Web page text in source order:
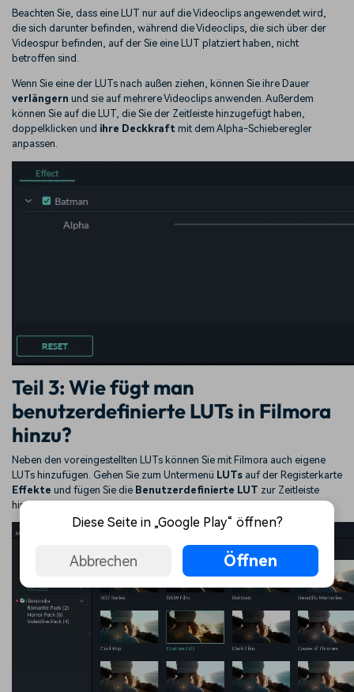
Beachten Sie, dass eine LUT nur auf die Videoclips angewendet wird,
die sich darunter befinden, während die Videoclips, die sich über der
Videospur befinden, auf der Sie eine LUT platziert haben, nicht
betroffen sind.
Wenn Sie eine der LUTs nach außen ziehen, können Sie ihre Dauer
verlängern und sie auf mehrere Videoclips anwenden. Außerdem
können Sie auf die LUT, die Sie der Zeitleiste hinzugefügt haben,
doppelklicken und ihre Deckkraft mit dem Alpha-Schieberegler
anpassen.
Teil 3: Wie fügt man
benutzerdefinierte LUTs in Filmora
hinzu?
Neben den voreingestellten LUTs können Sie mit Filmora auch eigene
LUTs hinzufügen. Gehen Sie zum Untermenü LUTs auf der Registerkarte
Effekte und fügen Sie die Benutzerdefinierte LUT zur Zeitleiste
hinzu.
Diese Seite in „Google Play“ öffnen?
Abbrechen Öffnen